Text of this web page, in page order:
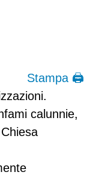
Stampa 🖨
calunnie,